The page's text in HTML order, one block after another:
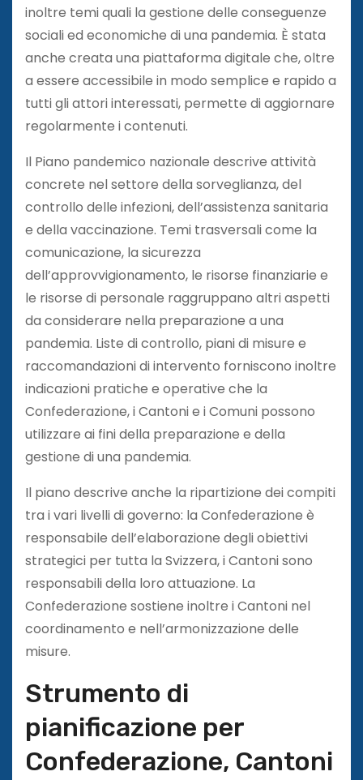
inoltre temi quali la gestione delle conseguenze
sociali ed economiche di una pandemia. È stata
anche creata una piattaforma digitale che, oltre
a essere accessibile in modo semplice e rapido a
tutti gli attori interessati, permette di aggiornare
regolarmente i contenuti.
Il Piano pandemico nazionale descrive attività
concrete nel settore della sorveglianza, del
controllo delle infezioni, dell’assistenza sanitaria
e della vaccinazione. Temi trasversali come la
comunicazione, la sicurezza
dell’approvvigionamento, le risorse finanziarie e
le risorse di personale raggruppano altri aspetti
da considerare nella preparazione a una
pandemia. Liste di controllo, piani di misure e
raccomandazioni di intervento forniscono inoltre
indicazioni pratiche e operative che la
Confederazione, i Cantoni e i Comuni possono
utilizzare ai fini della preparazione e della
gestione di una pandemia.
Il piano descrive anche la ripartizione dei compiti
tra i vari livelli di governo: la Confederazione è
responsabile dell’elaborazione degli obiettivi
strategici per tutta la Svizzera, i Cantoni sono
responsabili della loro attuazione. La
Confederazione sostiene inoltre i Cantoni nel
coordinamento e nell’armonizzazione delle
misure.
Strumento di
pianificazione per
Confederazione, Cantoni